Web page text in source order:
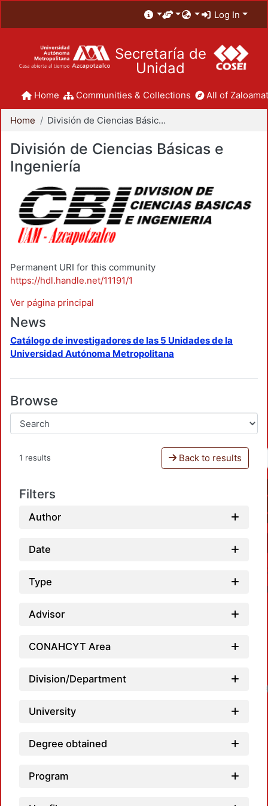
Log In
Secretaría de
Unidad
Home Communities & Collections All of
Home División de Ciencias Básicas e Ingeniería
División de Ciencias Básicas e
Ingeniería
Permanent URI for this community
https://hdl.handle.net/11191/1
Ver página principal
News
Catálogo de investigadores de las 5 Unidades de la
Universidad Autónoma Metropolitana
Browse
1 results Back to results
Filters
Author
Date
Type
Advisor
CONAHCYT Area
Division/Department
University
Degree obtained
Program